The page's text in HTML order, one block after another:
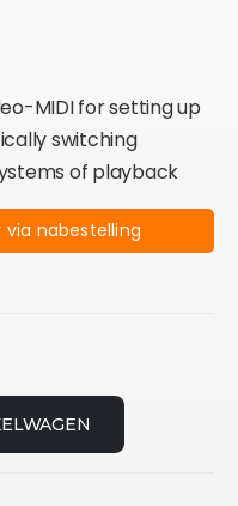
MIDI for setting up
switching
of playback
via nabestelling